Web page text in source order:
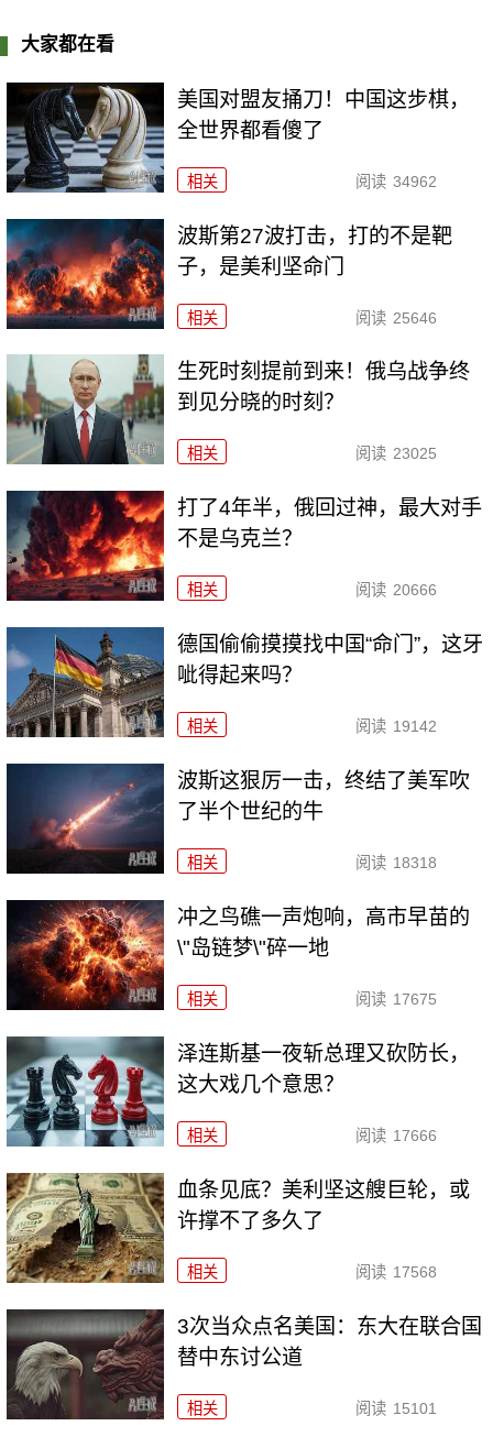
大家都在看
美国对盟友捅刀！中国这步棋，
全世界都看傻了
相关 阅读 34962
波斯第27波打击，打的不是靶
子，是美利坚命门
相关 阅读 25646
生死时刻提前到来！俄乌战争终
到见分晓的时刻？
相关 阅读 23025
打了4年半，俄回过神，最大对手
不是乌克兰？
相关 阅读 20666
德国偷偷摸摸找中国“命门”，这牙
呲得起来吗？
相关 阅读 19142
波斯这狠厉一击，终结了美军吹
了半个世纪的牛
相关 阅读 18318
冲之鸟礁一声炮响，高市早苗的
\"岛链梦\"碎一地
相关 阅读 17675
泽连斯基一夜斩总理又砍防长，
这大戏几个意思？
相关 阅读 17666
血条见底？美利坚这艘巨轮，或
许撑不了多久了
相关 阅读 17568
3次当众点名美国：东大在联合国
替中东讨公道
相关 阅读 15101